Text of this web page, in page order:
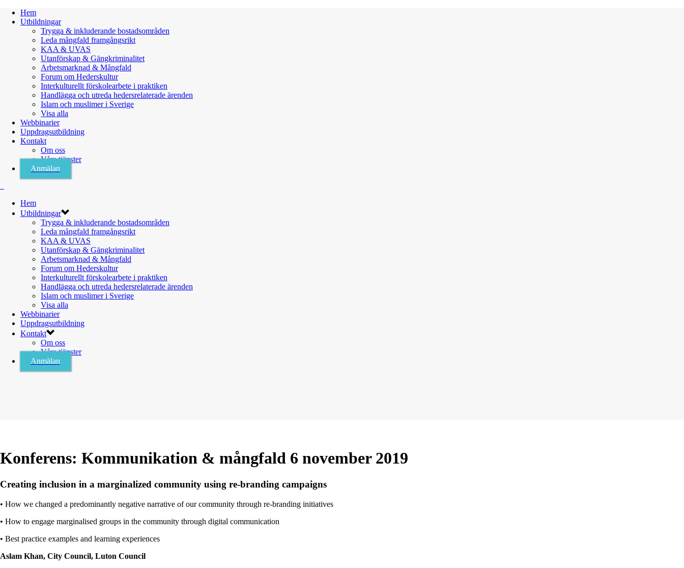
Hem
Utbildningar
Trygga & inkluderande bostadsområden
Leda mångfald framgångsrikt
KAA & UVAS
Utanförskap & Gängkriminalitet
Arbetsmarknad & Mångfald
Forum om Hederskultur
Interkulturellt förskolearbete i praktiken
Handlägga och utreda hedersrelaterade ärenden
Islam och muslimer i Sverige
Visa alla
Webbinarier
Uppdragsutbildning
Kontakt
Om oss
Våra tjänster
Anmälan
Hem
Utbildningar
Trygga & inkluderande bostadsområden
Leda mångfald framgångsrikt
KAA & UVAS
Utanförskap & Gängkriminalitet
Arbetsmarknad & Mångfald
Forum om Hederskultur
Interkulturellt förskolearbete i praktiken
Handlägga och utreda hedersrelaterade ärenden
Islam och muslimer i Sverige
Visa alla
Webbinarier
Uppdragsutbildning
Kontakt
Om oss
Våra tjänster
Anmälan
Konferens: Kommunikation & mångfald 6 november 2019
Creating inclusion in a marginalized community using re-branding campaigns
• How we changed a predominantly negative narrative of our community through re-branding initiatives
• How to engage marginalised groups in the community through digital communication
• Best practice examples and learning experiences
Aslam Khan, City Council, Luton Council